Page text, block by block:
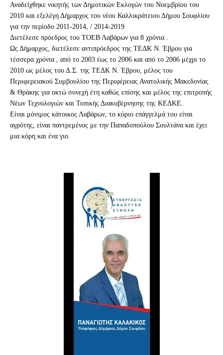
Αναδείχθηκε νικητής των Δημοτικών Εκλογών του Νοεμβρίου του
2010 και εξελέγη Δήμαρχος του νέου Καλλικράτειου Δήμου Σουφλίου
για την περίοδο 2011-2014, / 2014-2019
Διετέλεσε πρόεδρος του ΤΟΕΒ Λαβάρων για 8 χρόνια .
Ως Δήμαρχος, διετέλεσε αντιπρόεδρος της ΤΕΔΚ Ν. Έβρου για
τέσσερα χρόνια , από το 2003 έως το 2006 και από το 2006 μέχρι το
2010 ως μέλος του Δ.Σ. της ΤΕΔΚ Ν. Έβρου, μέλος του
Περιφερειακού Συμβουλίου της Περιφέρειας Ανατολικής Μακεδονίας
& Θράκης για οκτώ συνεχή έτη καθώς επίσης και μέλος της επιτροπής
Νέων Τεχνολογιών και Τοπικής Διακυβέρνησης της ΚΕΔΚΕ.
Είναι μόνιμος κάτοικος Λαβάρων, το κύριο επάγγελμά του είναι
αγρότης, είναι παντρεμένος με την Παπαδοπούλου Σουλτάνα και έχει
μια κόρη και ένα γιο.